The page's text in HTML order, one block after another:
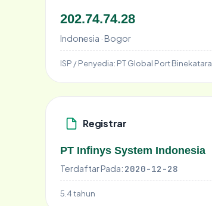
202.74.74.28
Indonesia · Bogor
ISP / Penyedia: PT Global Port Binekatara
Registrar
PT Infinys System Indonesia
Terdaftar Pada: 2020-12-28
5.4 tahun